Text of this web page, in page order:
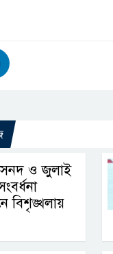
ও জুলাই
বিশৃঙ্খলায়